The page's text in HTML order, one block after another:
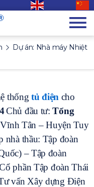
Dự án: Nhà máy Nhiệt
thốngtủ điện cho
Chủ đầu tư:Tổng
Tân – Huyện Tuy
nhà thầu: Tập đoàn
– Tập đoàn
phần Tập đoàn Thái
vấn Xây dựng Điện